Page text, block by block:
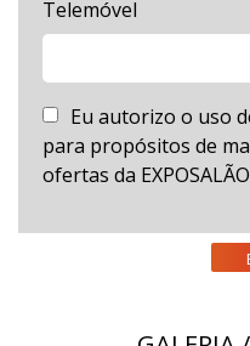
Telemóvel
Eu autorizo o uso
para propósitos de
ofertas da EXPOSALÃO